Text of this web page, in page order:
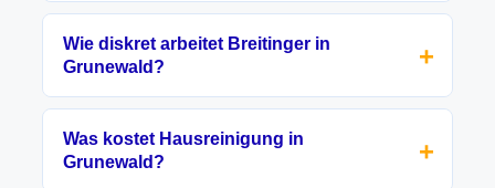
Wie diskret arbeitet Breitinger in
Grunewald?
Was kostet Hausreinigung in
Grunewald?